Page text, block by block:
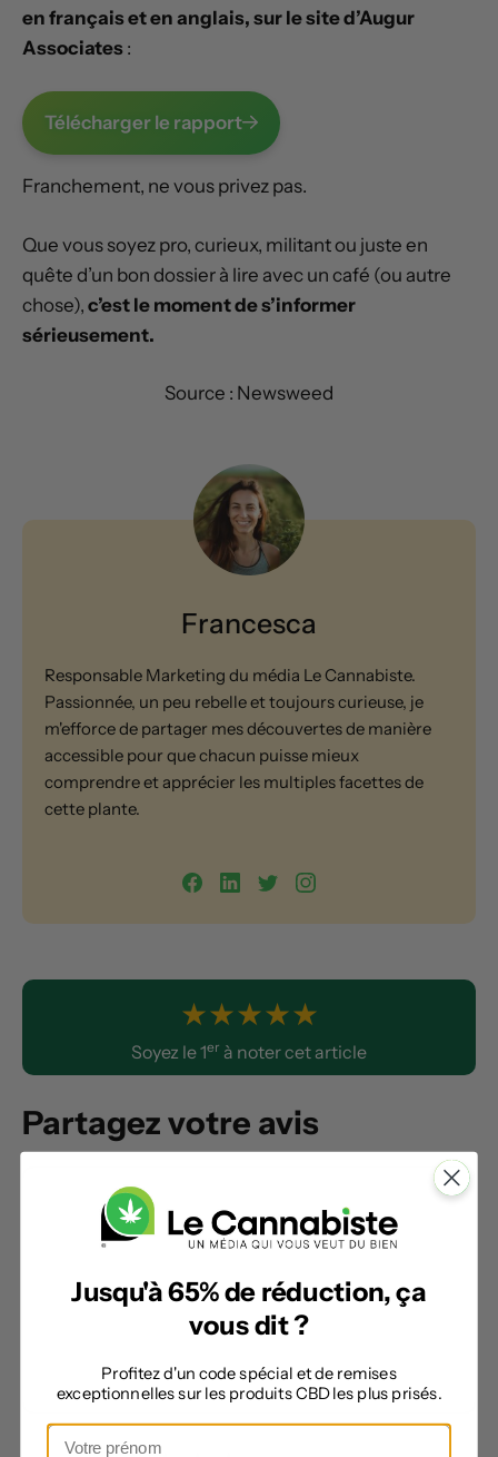
en français et en anglais, sur le site d’Augur
Associates :
Télécharger le rapport
Franchement, ne vous privez pas.
Que vous soyez pro, curieux, militant ou juste en
quête d’un bon dossier à lire avec un café (ou autre
chose), c’est le moment de s’informer
sérieusement.
Source : Newsweed
Francesca
Responsable Marketing du média Le Cannabiste.
Passionnée, un peu rebelle et toujours curieuse, je
m'efforce de partager mes découvertes de manière
accessible pour que chacun puisse mieux
comprendre et apprécier les multiples facettes de
cette plante.
★★★★★
Soyez le 1er à noter cet article
Partagez votre avis
Jusqu'à 65% de réduction, ça
vous dit ?
Profitez d'un code spécial et de remises
exceptionnelles sur les produits CBD les plus prisés.